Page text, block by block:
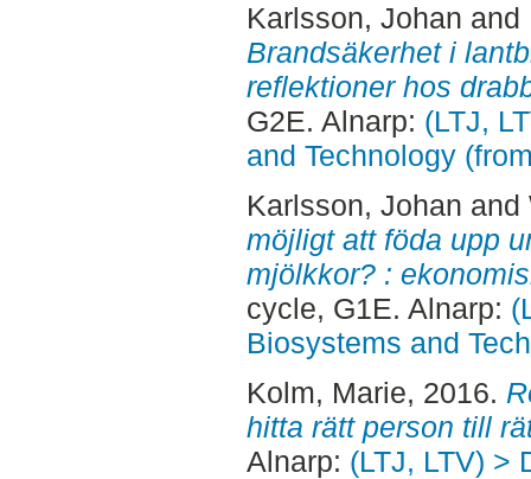
Karlsson, Johan and
Brandsäkerhet i
reflektioner hos
G2E. Alnarp: (LTJ,
and Technology
Karlsson, Johan and
möjligt att föda upp
mjölkkor? :
cycle, G1E. Alnarp:
Biosystems and
Kolm, Marie, 2016.
hitta rätt person till
Alnarp: (LTJ, LTV) >